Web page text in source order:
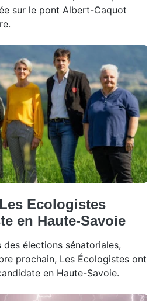
sur le pont Albert-Caquot
Ecologistes
en Haute-Savoie
élections sénatoriales,
prochain, Les Écologistes ont
en Haute-Savoie.